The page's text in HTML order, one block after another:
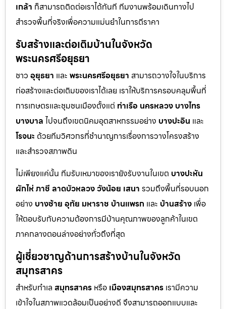
เกล้า ก็สามารถติดต่อเราได้ทันที ทีมงานพร้อมเดินทางไป
สำรวจพื้นที่จริงเพื่อความแม่นยำในการตีราคา
รับสร้างและต่อเติมบ้านในจังหวัด
พระนครศรีอยุธยา
ชาว อุยุธยา และ พระนครศรีอยุธยา สามารถวางใจในบริการ
ก่อสร้างและต่อเติมของเราได้เลย เราให้บริการครอบคลุมพื้นที่
การเกษตรและชุมชนเมืองตั้งแต่ ท่าเรือ นครหลวง บางไทร
บางบาล ไปจนถึงเขตนิคมอุตสาหกรรมอย่าง บางปะอิน และ
โรจนะ ด้วยทีมวิศวกรที่ชำนาญการเรื่องการวางโครงสร้าง
และสำรวจสภาพดิน
ไม่เพียงแค่นั้น ทีมรับเหมาของเรายังรับงานในเขต บางปะหัน
ผักไห่ภาชี ลาดบัวหลวงวังน้อย เสนา รวมถึงพื้นที่รอบนอก
อย่าง บางซ้าย อุทัย มหาราช บ้านแพรก และ บ้านสร้าง เพื่อ
ให้ตอบรับกับความต้องการมีบ้านคุณภาพของลูกค้าในเขต
ภาคกลางตอนล่างอย่างทั่วถึงที่สุด
ผู้เชี่ยวชาญด้านการสร้างบ้านในจังหวัด
สมุทรสาคร
สำหรับทำเล สมุทรสาคร หรือ เมืองสมุทรสาคร เรามีความ
เข้าใจในสภาพแวดล้อมเป็นอย่างดี จึงสามารถออกแบบและ